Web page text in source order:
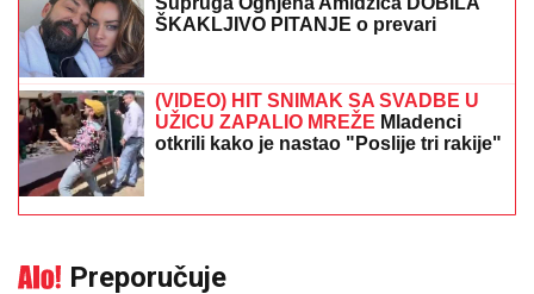
ŠKAKLJIVO PITANJE o prevari
(VIDEO) HIT SNIMAK SA SVADBE U
UŽICU ZAPALIO MREŽE Mladenci
otkrili kako je nastao "Poslije tri rakije"
Preporučuje